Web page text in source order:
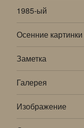
1985-ый
Осенние картинки
Заметка
Галерея
Изображение